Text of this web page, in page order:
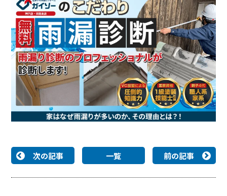
次の記事 一覧 前の記事